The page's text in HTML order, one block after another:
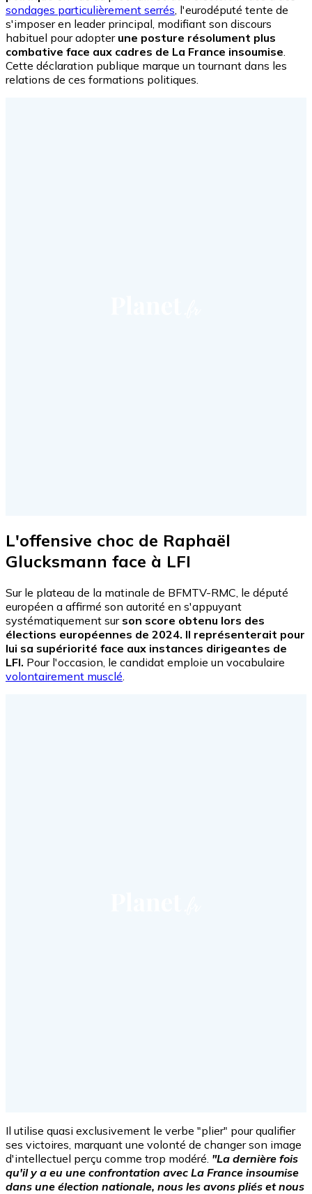
sondages particulièrement serrés , l'eurodéputé tente de
s'imposer en leader principal, modifiant son discours
habituel pour adopter une posture résolument plus
combative face aux cadres de La France insoumise
Cette déclaration publique marque un tournant dans les
relations de ces formations politiques.
L'offensive choc de Raphaël
Glucksmann face à LFI
Sur le plateau de la matinale de BFMTV-RMC, le député
européen a affirmé son autorité en s'appuyant
systématiquement surson score obtenu lors des
élections européennes de 2024. Il représenterait pour
lui sa supériorité face aux instances dirigeantes de
LFI. Pour l'occasion, le candidat emploie un vocabulaire
volontairement musclé
Il utilise quasi exclusivement le verbe "plier" pour qualifier
ses victoires, marquant une volonté de changer son image
d'intellectuel perçu comme trop modéré. "La dernière fois
qu'il y a eu une confrontation avec La France insoumise
dans une élection nationale, nous les avons pliés et nous